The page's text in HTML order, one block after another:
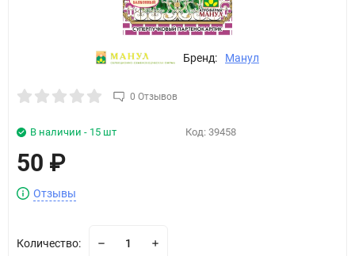
Бренд: Манул
0 Отзывов
В наличии - 15 шт Код: 39458
50 ₽
Отзывы
Количество: